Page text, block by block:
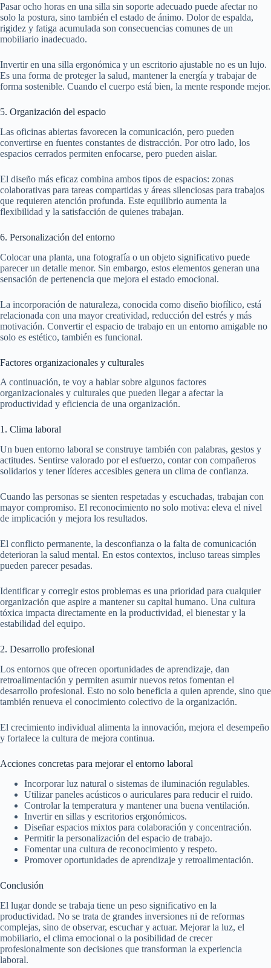
Pasar ocho horas en una silla sin soporte adecuado puede afectar no
solo la postura, sino también el estado de ánimo. Dolor de espalda,
rigidez y fatiga acumulada son consecuencias comunes de un
mobiliario inadecuado.
Invertir en una silla ergonómica y un escritorio ajustable no es un lujo.
Es una forma de proteger la salud, mantener la energía y trabajar de
forma sostenible. Cuando el cuerpo está bien, la mente responde mejor.
5. Organización del espacio
Las oficinas abiertas favorecen la comunicación, pero pueden
convertirse en fuentes constantes de distracción. Por otro lado, los
espacios cerrados permiten enfocarse, pero pueden aislar.
El diseño más eficaz combina ambos tipos de espacios: zonas
colaborativas para tareas compartidas y áreas silenciosas para trabajos
que requieren atención profunda. Este equilibrio aumenta la
flexibilidad y la satisfacción de quienes trabajan.
6. Personalización del entorno
Colocar una planta, una fotografía o un objeto significativo puede
parecer un detalle menor. Sin embargo, estos elementos generan una
sensación de pertenencia que mejora el estado emocional.
La incorporación de naturaleza, conocida como diseño biofílico, está
relacionada con una mayor creatividad, reducción del estrés y más
motivación. Convertir el espacio de trabajo en un entorno amigable no
solo es estético, también es funcional.
Factores organizacionales y culturales
A continuación, te voy a hablar sobre algunos factores
organizacionales y culturales que pueden llegar a afectar la
productividad y eficiencia de una organización.
1. Clima laboral
Un buen entorno laboral se construye también con palabras, gestos y
actitudes. Sentirse valorado por el esfuerzo, contar con compañeros
solidarios y tener líderes accesibles genera un clima de confianza.
Cuando las personas se sienten respetadas y escuchadas, trabajan con
mayor compromiso. El reconocimiento no solo motiva: eleva el nivel
de implicación y mejora los resultados.
El conflicto permanente, la desconfianza o la falta de comunicación
deterioran la salud mental. En estos contextos, incluso tareas simples
pueden parecer pesadas.
Identificar y corregir estos problemas es una prioridad para cualquier
organización que aspire a mantener su capital humano. Una cultura
tóxica impacta directamente en la productividad, el bienestar y la
estabilidad del equipo.
2. Desarrollo profesional
Los entornos que ofrecen oportunidades de aprendizaje, dan
retroalimentación y permiten asumir nuevos retos fomentan el
desarrollo profesional. Esto no solo beneficia a quien aprende, sino que
también renueva el conocimiento colectivo de la organización.
El crecimiento individual alimenta la innovación, mejora el desempeño
y fortalece la cultura de mejora continua.
Acciones concretas para mejorar el entorno laboral
Incorporar luz natural o sistemas de iluminación regulables.
Utilizar paneles acústicos o auriculares para reducir el ruido.
Controlar la temperatura y mantener una buena ventilación.
Invertir en sillas y escritorios ergonómicos.
Diseñar espacios mixtos para colaboración y concentración.
Permitir la personalización del espacio de trabajo.
Fomentar una cultura de reconocimiento y respeto.
Promover oportunidades de aprendizaje y retroalimentación.
Conclusión
El lugar donde se trabaja tiene un peso significativo en la
productividad. No se trata de grandes inversiones ni de reformas
complejas, sino de observar, escuchar y actuar. Mejorar la luz, el
mobiliario, el clima emocional o la posibilidad de crecer
profesionalmente son decisiones que transforman la experiencia
laboral.